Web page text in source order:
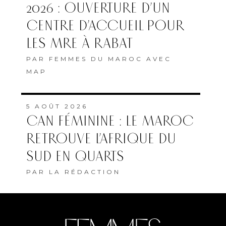
2026 : OUVERTURE D’UN
CENTRE D’ACCUEIL POUR
LES MRE À RABAT
PAR FEMMES DU MAROC AVEC
MAP
5 AOÛT 2026
CAN FÉMININE : LE MAROC
RETROUVE L’AFRIQUE DU
SUD EN QUARTS
PAR LA RÉDACTION